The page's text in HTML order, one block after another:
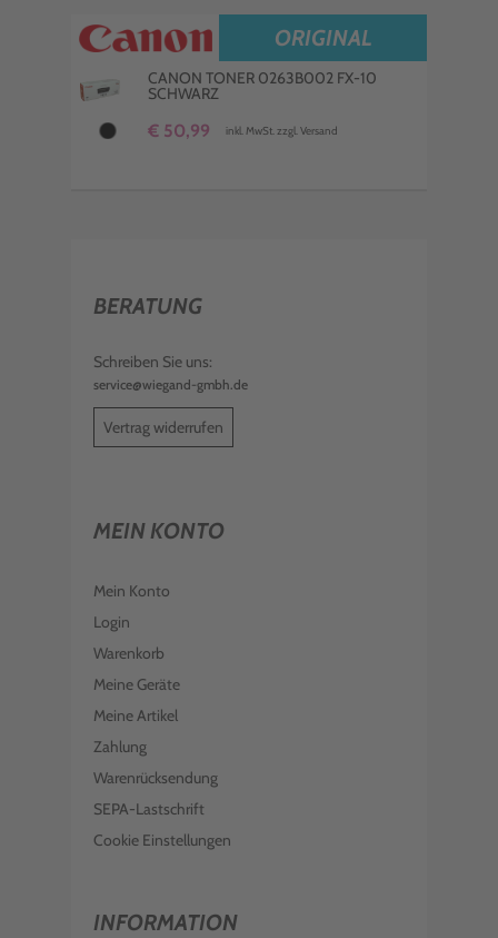
ORIGINAL
CANON TONER 0263B002 FX-10
SCHWARZ
€ 50,99 inkl. MwSt. zzgl. Versand
BERATUNG
Schreiben Sie uns:
service@wiegand-gmbh.de
Vertrag widerrufen
MEIN KONTO
Mein Konto
Login
Warenkorb
Meine Geräte
Meine Artikel
Zahlung
Warenrücksendung
SEPA-Lastschrift
Cookie Einstellungen
INFORMATION